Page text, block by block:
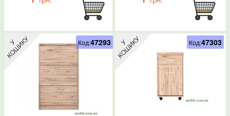
Код:47293 Код:47303